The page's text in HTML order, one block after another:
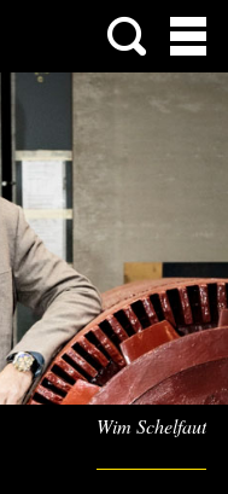
Menu
Wim Schelfaut